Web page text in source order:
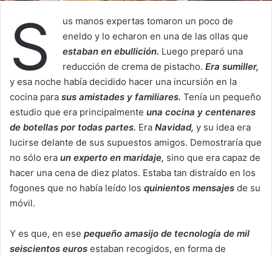
S
us manos expertas tomaron un poco de
eneldo y lo echaron en una de las ollas que
estaban en ebullición. Luego preparó una
reducción de crema de pistacho. Era sumiller,
y esa noche había decidido hacer una incursión en la
cocina para sus amistades y familiares. Tenía un pequeño
estudio que era principalmente una cocina y centenares
de botellas por todas partes. Era Navidad, y su idea era
lucirse delante de sus supuestos amigos. Demostraría que
no sólo era un experto en maridaje, sino que era capaz de
hacer una cena de diez platos. Estaba tan distraído en los
fogones que no había leído los quinientos mensajes de su
móvil.
Y es que, en ese pequeño amasijo de tecnología de mil
seiscientos euros estaban recogidos, en forma de